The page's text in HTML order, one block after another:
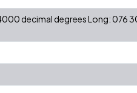
decimal degrees Long: 076